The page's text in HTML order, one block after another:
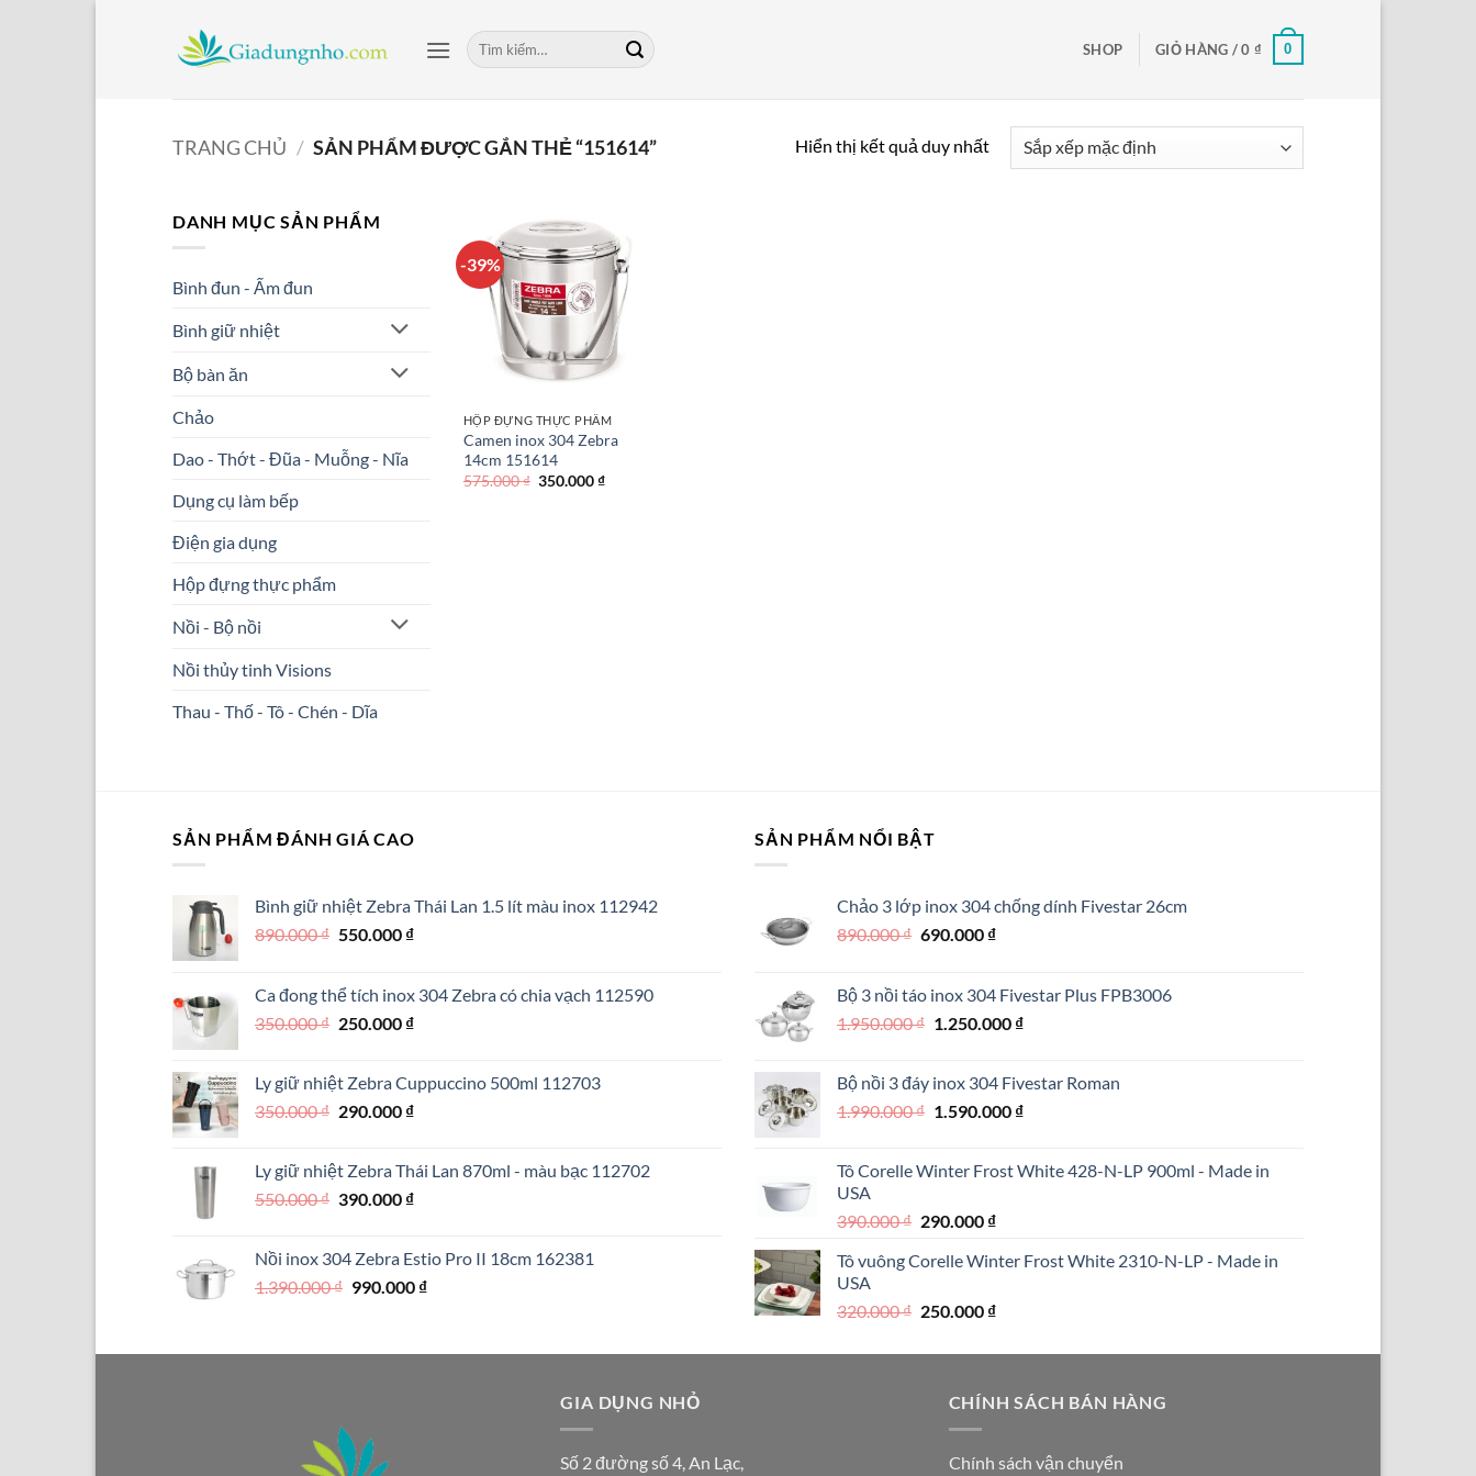
Tìm
kiếm:
SHOP GIỎ HÀNG /0 ₫ 0
TRANG CHỦ / SẢN PHẨM ĐƯỢC GẮN THẺ “151614” Hiển thị kết quả duy nhất
DANH MỤC SẢN PHẨM
Bình đun - Ấm đun
Bình giữ nhiệt
Bộ bàn ăn
Chảo
Dao - Thớt - Đũa - Muỗng - Nĩa
Dụng cụ làm bếp
Điện gia dụng
Hộp đựng thực phẩm
Nồi - Bộ nồi
Nồi thủy tinh Visions
Thau - Thố - Tô - Chén - Dĩa
-39%
HỘP ĐỰNG THỰC PHẨM
Camen inox 304 Zebra
14cm 151614
575.000₫ Giá
350.000₫Giá
SẢN PHẨM ĐÁNH GIÁ CAO
Bình giữ nhiệt Zebra Thái Lan 1.5 lít màu inox 112942
890.000₫ Giá
890.000 ₫.
550.000 ₫Giá
là:
550.000 ₫.
Ca đong thể tích inox 304 Zebra có chia vạch 112590
350.000₫ Giá
350.000 ₫.
250.000 ₫Giá
là:
250.000 ₫.
Ly giữ nhiệt Zebra Cuppuccino 500ml 112703
350.000₫ Giá
350.000 ₫.
290.000 ₫Giá
là:
290.000 ₫.
Ly giữ nhiệt Zebra Thái Lan 870ml - màu bạc 112702
550.000₫ Giá
550.000 ₫.
390.000 ₫Giá
là:
390.000 ₫.
Nồi inox 304 Zebra Estio Pro II 18cm 162381
1.390.000₫ Giá
1.390.000 ₫.
990.000 ₫Giá
là:
SẢN PHẨM NỔI BẬT
Chảo 3 lớp inox 304 chống dính Fivestar 26cm
890.000₫ Giá
890.000 ₫.
690.000 ₫Giá
là:
690.000 ₫.
Bộ 3 nồi táo inox 304 Fivestar Plus FPB3006
1.950.000₫ Giá
1.950.000 ₫.
1.250.000 ₫Giá
là:
1.250.000 ₫.
Bộ nồi 3 đáy inox 304 Fivestar Roman
1.990.000₫ Giá
1.990.000 ₫.
1.590.000 ₫Giá
là:
Tô Corelle Winter Frost White 428-N-LP 900ml - Made in
USA
390.000₫ Giá
là:
290.000 ₫Giá
tại
290.000 ₫.
Tô vuông Corelle Winter Frost White 2310-N-LP - Made in
USA
320.000₫ Giá
là:
250.000 ₫Giá
tại
250.000 ₫.
GIA DỤNG NHỎ
Số 2 đường số 4, An Lạc,
CHÍNH SÁCH BÁN HÀNG
Chính sách vận chuyển